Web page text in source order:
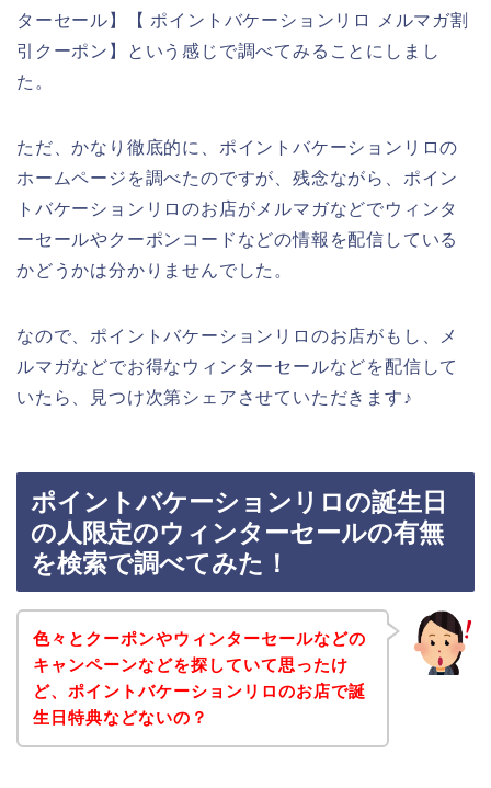
ターセール】【 ポイントバケーションリロ メルマガ割
引クーポン】という感じで調べてみることにしまし
た。
ただ、かなり徹底的に、ポイントバケーションリロの
ホームページを調べたのですが、残念ながら、ポイン
トバケーションリロのお店がメルマガなどでウィンタ
ーセールやクーポンコードなどの情報を配信している
かどうかは分かりませんでした。
なので、ポイントバケーションリロのお店がもし、メ
ルマガなどでお得なウィンターセールなどを配信して
いたら、見つけ次第シェアさせていただきます♪
ポイントバケーションリロの誕生日
の人限定のウィンターセールの有無
を検索で調べてみた！
色々とクーポンやウィンターセールなどの
キャンペーンなどを探していて思ったけ
ど、ポイントバケーションリロのお店で誕
生日特典などないの？